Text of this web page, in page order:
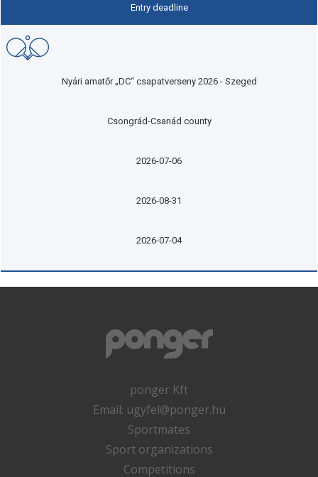
Entry deadline
Nyári amatőr „DC“ csapatverseny 2026 - Szeged
Csongrád-Csanád county
2026-07-06
2026-08-31
2026-07-04
ponger Kft
Email: ugyfel@ponger.hu
Sportmates
Sport organizations
Competitions